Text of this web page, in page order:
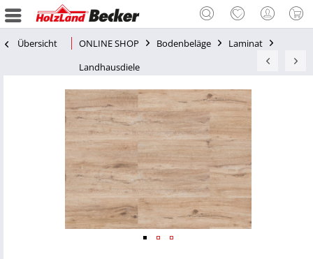
Übersicht ONLINE SHOP Bodenbeläge
Laminat
Landhausdiele